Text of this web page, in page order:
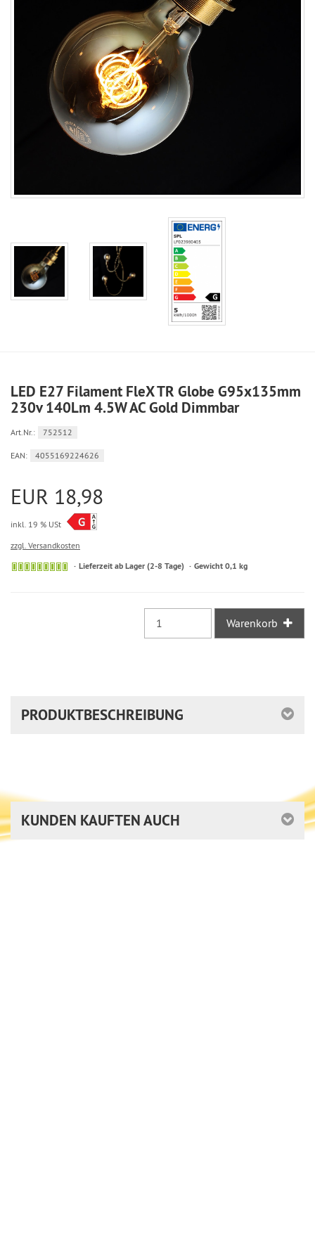
LED E27 Filament FleX TR Globe G95x135mm
230v 140Lm 4.5W AC Gold Dimmbar
Art.Nr.: 752512
EAN: 4055169224626
EUR 18,98
inkl. 19 % USt
zzgl. Versandkosten
Sofort
Lieferzeit ab Lager (2-8 Tage) Gewicht 0,1 kg
Warenkorb
PRODUKTBESCHREIBUNG
KUNDEN KAUFTEN AUCH